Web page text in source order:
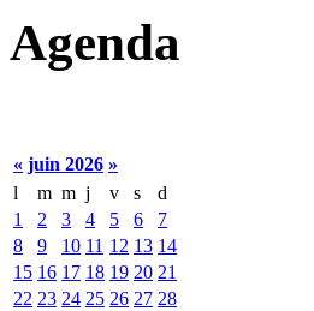
Agenda
« juin 2026 »
l
m m j v s
d
1
2 3 4 5 6
7
8
9 10 11 12 13 14
15 16 17 18 19 20 21
22 23 24 25 26 27 28